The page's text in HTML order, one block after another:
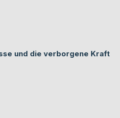
und die verborgene Kraft